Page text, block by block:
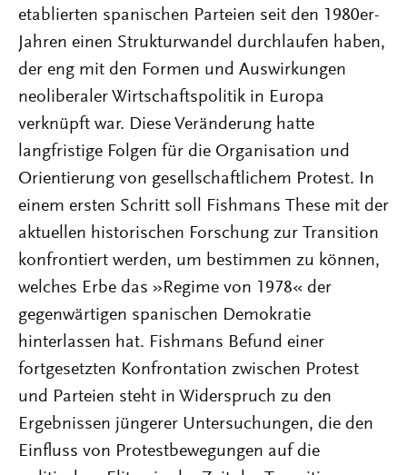
etablierten spanischen Parteien seit den 1980er-
Jahren einen Strukturwandel durchlaufen haben,
der eng mit den Formen und Auswirkungen
neoliberaler Wirtschaftspolitik in Europa
verknüpft war. Diese Veränderung hatte
langfristige Folgen für die Organisation und
Orientierung von gesellschaftlichem Protest. In
einem ersten Schritt soll Fishmans These mit der
aktuellen historischen Forschung zur Transition
konfrontiert werden, um bestimmen zu können,
welches Erbe das »Regime von 1978« der
gegenwärtigen spanischen Demokratie
hinterlassen hat. Fishmans Befund einer
fortgesetzten Konfrontation zwischen Protest
und Parteien steht in Widerspruch zu den
Ergebnissen jüngerer Untersuchungen, die den
Einfluss von Protestbewegungen auf die